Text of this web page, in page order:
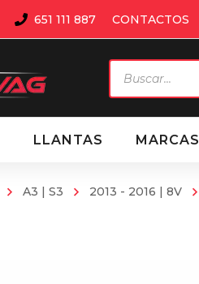
651 111 887 CONTACTOS
de
productos
LLANTAS MARCAS
A3 | S3 2013 - 2016 | 8V